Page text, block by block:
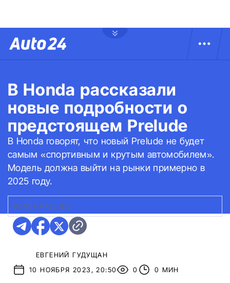
В Honda рассказали
новые подробности о
предстоящем Prelude
В Honda говорят, что новый Prelude не будет
самым «спортивным и крутым автомобилем».
Модель должна выйти на рынки примерно в
2025 году.
HONDA PRELUDE
ЕВГЕНИЙ ГУДУЩАН
10 НОЯБРЯ 2023, 20:50
0 0 МИН